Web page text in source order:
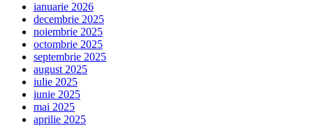
ianuarie 2026
decembrie 2025
noiembrie 2025
octombrie 2025
septembrie 2025
august 2025
iulie 2025
iunie 2025
mai 2025
aprilie 2025